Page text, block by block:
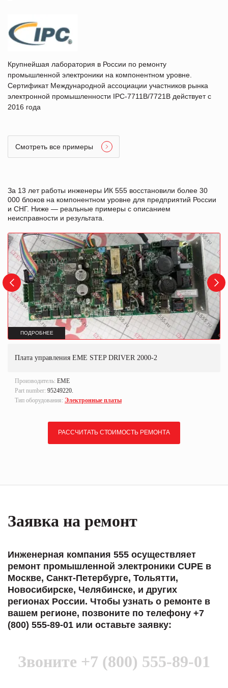
Крупнейшая лаборатория в России по ремонту
промышленной электроники на компонентном уровне.
Сертификат Международной ассоциации участников рынка
электронной промышленности IPC-7711B/7721B действует с
2016 года
Смотреть все примеры
За 13 лет работы инженеры ИК 555 восстановили более 30
000 блоков на компонентном уровне для предприятий России
и СНГ. Ниже — реальные примеры с описанием
неисправности и результата.
ПОДРОБНЕЕ
Плата управления EME STEP DRIVER 2000-2
Производитель: EME
Part number: 95249220.
Тип оборудования: Электронные платы
РАССЧИТАТЬ СТОИМОСТЬ РЕМОНТА
Заявка на ремонт
Инженерная компания 555 осуществляет
ремонт промышленной электроники CUPE в
Москве, Санкт-Петербурге, Тольятти,
Новосибирске, Челябинске, и других
регионах России. Чтобы узнать о ремонте в
вашем регионе, позвоните по телефону +7
(800) 555-89-01 или оставьте заявку:
Звоните +7 (800) 555-89-01